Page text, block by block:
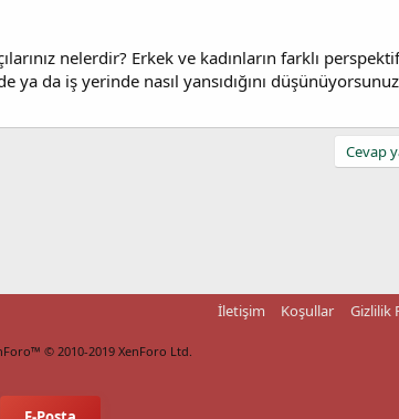
nelerdir? Erkek ve kadınların farklı
da iş yerinde nasıl yansıdığını
Cevap
İletişim Koşullar Gizlilik
© 2010-2019 XenForo Ltd.